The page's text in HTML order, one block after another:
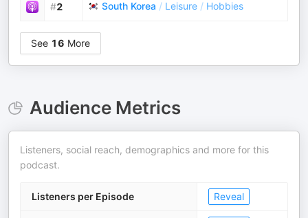
#2 South Korea / Leisure / Hobbies
See 16 More
Audience Metrics
Listeners, social reach, demographics and more for this
podcast.
Listeners per Episode Reveal